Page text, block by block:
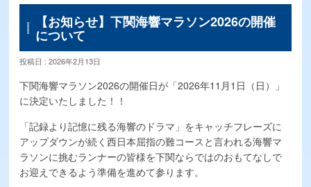
エントリー
メディカルランナー募集
コースマップ
補給食
交通アクセス
交通規制情報
【お知らせ】下関海響マラソン2026の開催
について
投稿日 : 2026年2月13日
下関海響マラソン2026の開催日が「2026年11月1日（日）」
に決定いたしました！！
「記録より記憶に残る海響のドラマ」をキャッチフレーズに
アップダウンが続く西日本屈指の難コースと言われる海響マ
ラソンに挑むランナーの皆様を下関ならではのおもてなしで
お迎えできるよう準備を進めて参ります。